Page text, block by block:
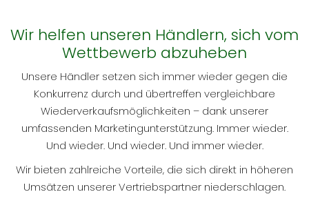
Wir helfen unseren Händlern, sich vom
Wettbewerb abzuheben
Unsere Händler setzen sich immer wieder gegen die
Konkurrenz durch und übertreffen vergleichbare
Wiederverkaufsmöglichkeiten – dank unserer
umfassenden Marketingunterstützung. Immer wieder.
Und wieder. Und wieder. Und immer wieder.
Wir bieten zahlreiche Vorteile, die sich direkt in höheren
Umsätzen unserer Vertriebspartner niederschlagen.